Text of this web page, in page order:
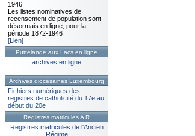
1946
Les listes nominatives de
recensement de population sont
désormais en ligne, pour la
période 1872-1946
[Lien]
Puttelange aux Lacs en ligne
archives en ligne
Archives diocésaines Luxembourg
Fichiers numériques des
registres de catholicité du 17e au
début du 20e
Registres matricules A R
Registres matricules de l'Ancien
Régime